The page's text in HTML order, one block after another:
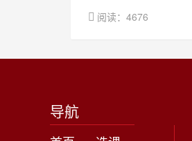
阅读：4676
导航